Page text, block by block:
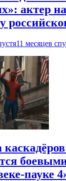
актер
11 месяцев
пауке